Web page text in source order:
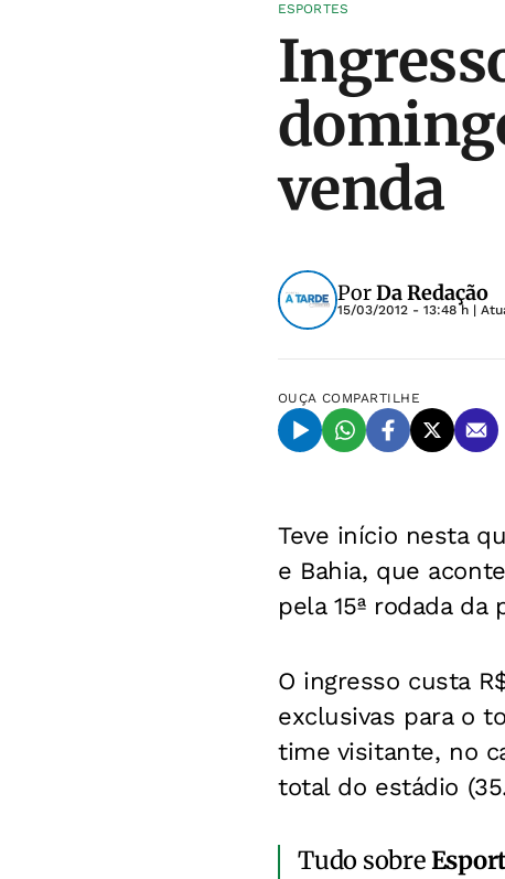
ESPORTES
venda
PorDa Redação
15/03/2012 - 13:48 h |
OUÇA COMPARTILHE
Teve início nesta
e Bahia, que
pela 15ª rodada
O ingresso custa
exclusivas para o
time visitante, no
total do estádio
Tudo sobre